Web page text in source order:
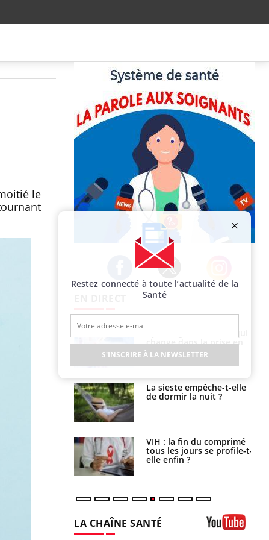
le
Facebook Twitter Instagram
gâche-t-il les premiers
jours de vos vacances ?
Fortes chaleurs :
pourquoi le risque de
Le Viagra pourrait-il
freiner la propagation du
cancer ?
LA CHAÎNE SANTÉ
Restez connecté à toute l’actualité de la
Santé
S'INSCRIRE À LA NEWSLETTER